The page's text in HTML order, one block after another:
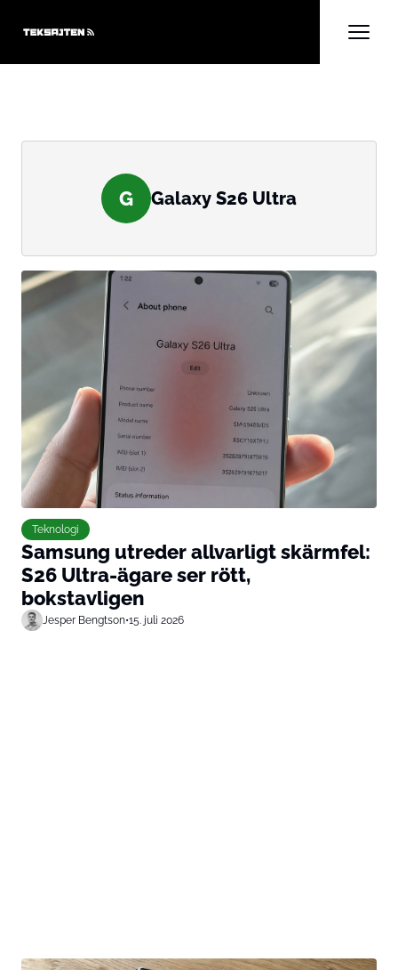
G Galaxy S26 Ultra
Teknologi
Samsung utreder allvarligt skärmfel:
S26 Ultra-ägare ser rött,
bokstavligen
Jesper Bengtson•15. juli 2026